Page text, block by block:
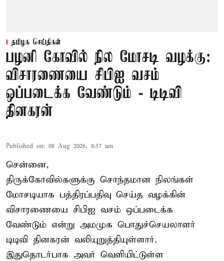
தமிழக செய்திகள்
பழனி கோவில் நில மோசடி வழக்கு:
விசாரணையை சிபிஐ வசம்
ஒப்படைக்க வேண்டும் - டிடிவி
தினகரன்
Published on: 08 Aug 2026, 8:57 am
சென்னை,
திருக்கோவில்களுக்கு சொந்தமான நிலங்கள்
மோசடியாக பத்திரப்பதிவு செய்த வழக்கின்
விசாரணையை சிபிஐ வசம் ஒப்படைக்க
வேண்டும் என்று அமமுக பொதுச்செயலாளர்
டிடிவி தினகரன் வலியுறுத்தியுள்ளார்.
இதுதொடர்பாக அவர் வெளியிட்டுள்ள